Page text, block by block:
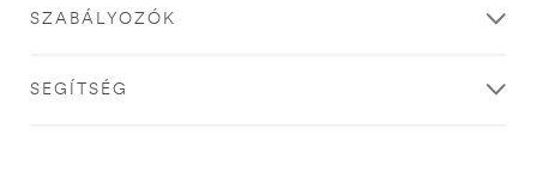
SZABÁLYOZÓK
SEGÍTSÉG